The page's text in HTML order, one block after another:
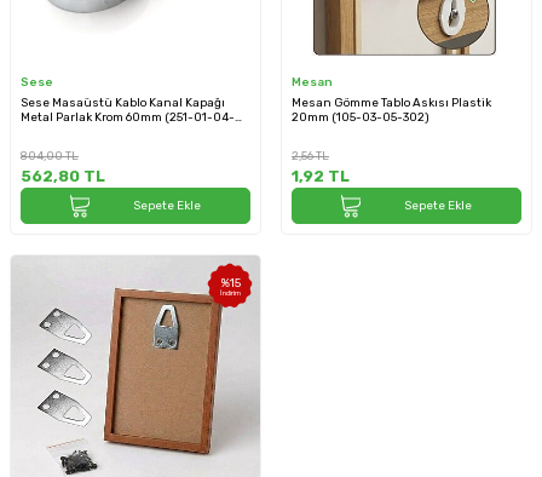
Sese
Sese Masaüstü Kablo Kanal Kapağı
Metal Parlak Krom 60mm (251-01-04-
804,00TL
562,80 TL
Sepete Ekle
Mesan
Mesan Gömme Tablo Askısı Plastik
20mm (105-03-05-302)
2,56TL
1,92 TL
Sepete Ekle
%15
İndirim